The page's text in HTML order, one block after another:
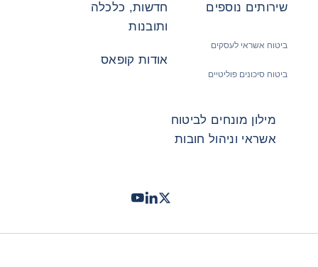
שירותים נוספים
ביטוח אשראי לעסקים
ביטוח סיכונים פוליטיים
חדשות, כלכלה
ותובנות
אודות קופאס
מילון מונחים לביטוח
אשראי וניהול חובות
Twitter - קופאסLinkedIn
Youtube